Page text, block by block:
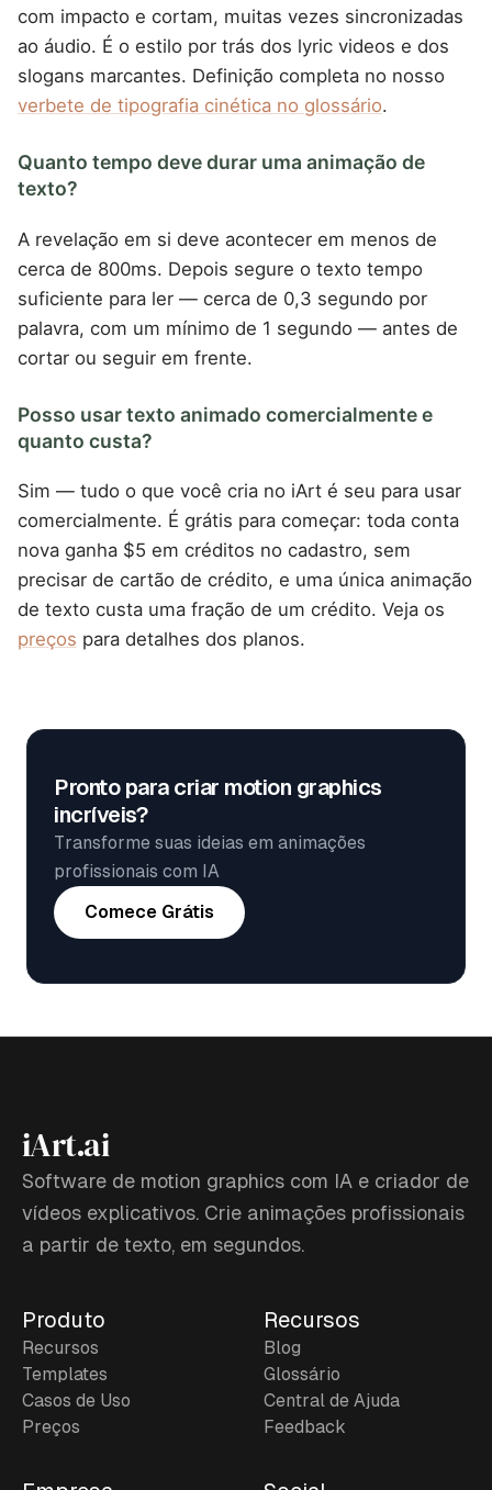
com impacto e cortam, muitas vezes sincronizadas
ao áudio. É o estilo por trás dos lyric videos e dos
slogans marcantes. Definição completa no nosso
verbete de tipografia cinética no glossário.
Quanto tempo deve durar uma animação de
texto?
A revelação em si deve acontecer em menos de
cerca de 800ms. Depois segure o texto tempo
suficiente para ler — cerca de 0,3 segundo por
palavra, com um mínimo de 1 segundo — antes de
cortar ou seguir em frente.
Posso usar texto animado comercialmente e
quanto custa?
Sim — tudo o que você cria no iArt é seu para usar
comercialmente. É grátis para começar: toda conta
nova ganha $5 em créditos no cadastro, sem
precisar de cartão de crédito, e uma única animação
de texto custa uma fração de um crédito. Veja os
preços para detalhes dos planos.
Pronto para criar motion graphics
incríveis?
Transforme suas ideias em animações
profissionais com IA
Comece Grátis
iArt.ai
Software de motion graphics com IA e criador de
vídeos explicativos. Crie animações profissionais
a partir de texto, em segundos.
Produto
Recursos
Templates
Casos de Uso
Preços
Recursos
Blog
Glossário
Central de Ajuda
Feedback